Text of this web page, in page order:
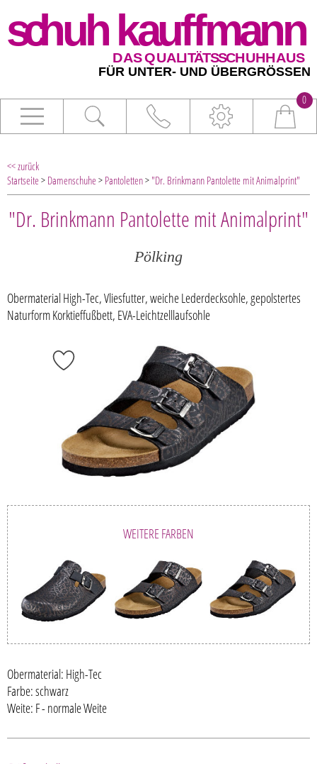
0
<< zurück
Startseite> Damenschuhe> Pantoletten> "Dr. Brinkmann Pantolette mit Animalprint"
"Dr. Brinkmann Pantolette mit Animalprint"
Pölking
Obermaterial High-Tec, Vliesfutter, weiche Lederdecksohle, gepolstertes
Naturform Korktieffußbett, EVA-Leichtzelllaufsohle
WEITERE FARBEN
Obermaterial: High-Tec
Farbe: schwarz
Weite: F - normale Weite